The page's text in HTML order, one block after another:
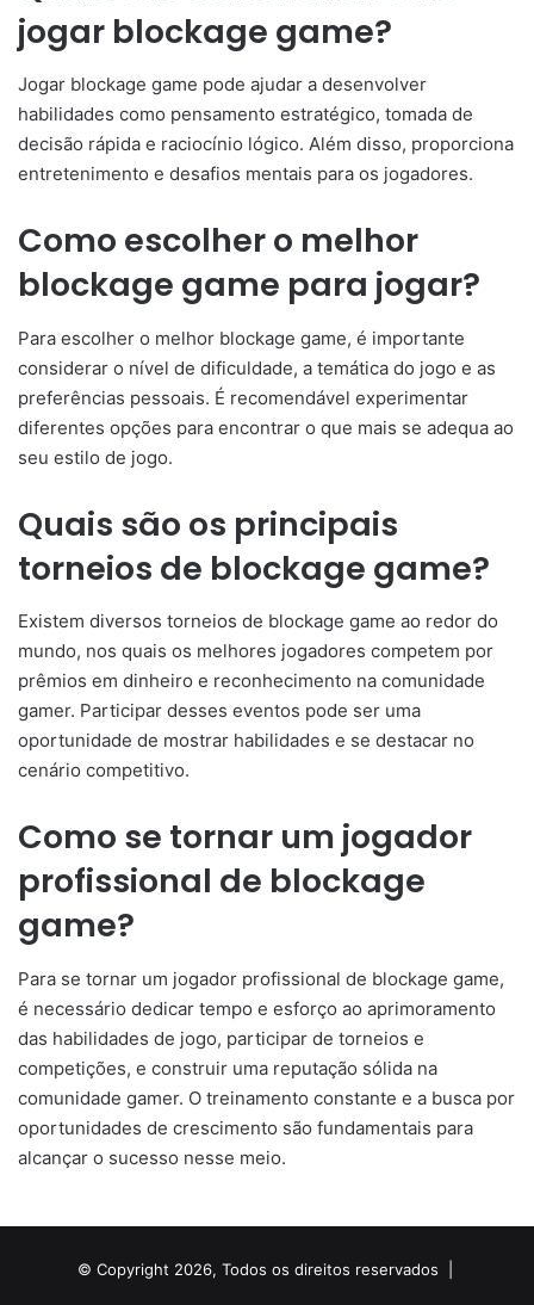
jogar blockage game?
Jogar blockage game pode ajudar a desenvolver
habilidades como pensamento estratégico, tomada de
decisão rápida e raciocínio lógico. Além disso, proporciona
entretenimento e desafios mentais para os jogadores.
Como escolher o melhor
blockage game para jogar?
Para escolher o melhor blockage game, é importante
considerar o nível de dificuldade, a temática do jogo e as
preferências pessoais. É recomendável experimentar
diferentes opções para encontrar o que mais se adequa ao
seu estilo de jogo.
Quais são os principais
torneios de blockage game?
Existem diversos torneios de blockage game ao redor do
mundo, nos quais os melhores jogadores competem por
prêmios em dinheiro e reconhecimento na comunidade
gamer. Participar desses eventos pode ser uma
oportunidade de mostrar habilidades e se destacar no
cenário competitivo.
Como se tornar um jogador
profissional de blockage
game?
Para se tornar um jogador profissional de blockage game,
é necessário dedicar tempo e esforço ao aprimoramento
das habilidades de jogo, participar de torneios e
competições, e construir uma reputação sólida na
comunidade gamer. O treinamento constante e a busca por
oportunidades de crescimento são fundamentais para
alcançar o sucesso nesse meio.
© Copyright 2026, Todos os direitos reservados |